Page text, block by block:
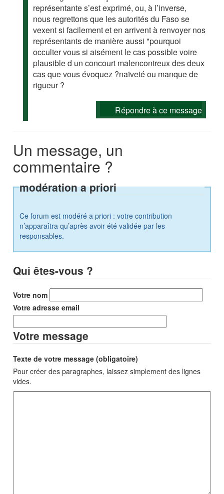
représentante s’est exprimé, ou, à l’inverse,
nous regrettons que les autorités du Faso se
vexent si facilement et en arrivent à renvoyer nos
représentants de manière aussi "pourquoi
occulter vous si aisément le cas possible voire
plausible d un concourt malencontreux des deux
cas que vous évoquez ?naïveté ou manque de
rigueur ?
Répondre à ce message
Un message, un
commentaire ?
modération a priori
Ce forum est modéré a priori : votre contribution
n’apparaîtra qu’après avoir été validée par les
responsables.
Qui êtes-vous ?
Votre nom
Votre adresse email
Votre message
Texte de votre message (obligatoire)
Pour créer des paragraphes, laissez simplement des lignes
vides.